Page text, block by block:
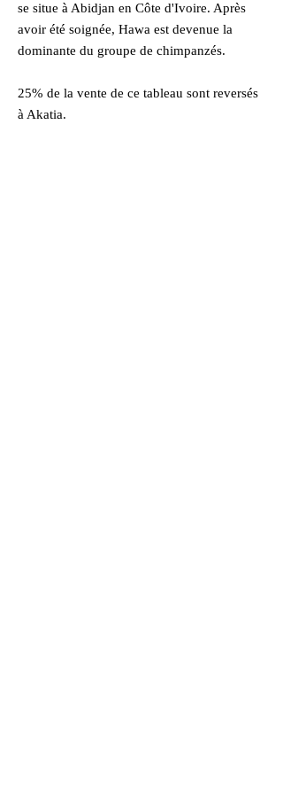
se situe à Abidjan en Côte d'Ivoire. Après
avoir été soignée, Hawa est devenue la
dominante du groupe de chimpanzés.
25% de la vente de ce tableau sont reversés
à Akatia.